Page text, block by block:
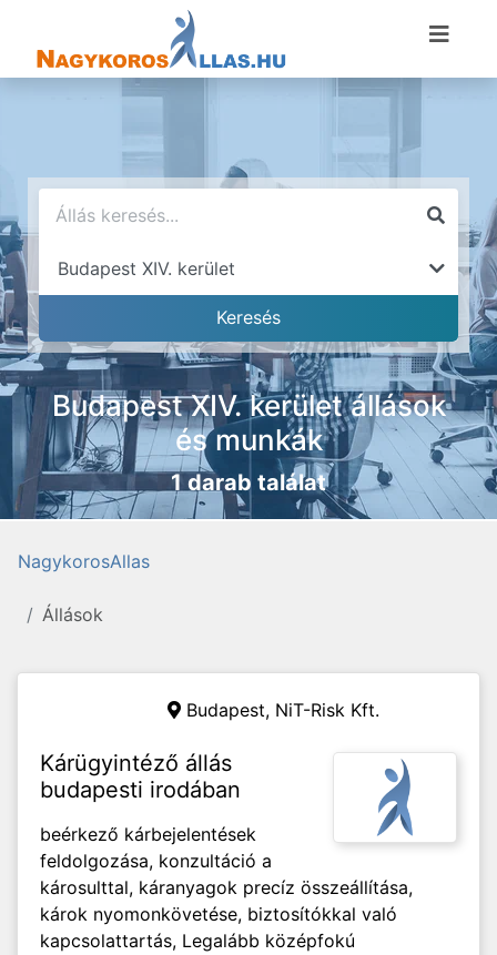
Budapest XIV. kerület állások
és munkák
1 darab találat
NagykorosAllas
Állások
Budapest, NiT-Risk Kft.
Kárügyintéző állás
budapesti irodában
beérkező kárbejelentések
feldolgozása, konzultáció a
károsulttal, káranyagok precíz összeállítása,
károk nyomonkövetése, biztosítókkal való
kapcsolattartás, Legalább középfokú